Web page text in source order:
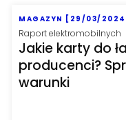
MAGAZYN [29/03/
Raport elektromobilnych
Jakie karty do
producenci?
warunki